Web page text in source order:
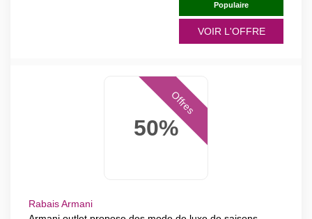
Populaire
VOIR L'OFFRE
50%
Offres
Rabais Armani